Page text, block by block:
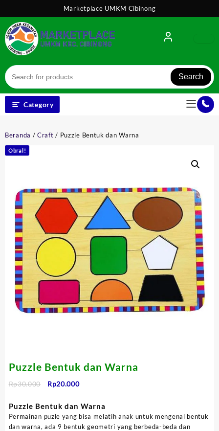
content
Marketplace UMKM Cibinong
Search
Category
Beranda /Craft / Puzzle Bentuk dan Warna
Obral!
Puzzle Bentuk dan Warna
Rp30.000
Harga
adalah:
Rp30.000.
Rp20.000Harga
ini
adalah:
Rp20.000.
Puzzle Bentuk dan Warna
Permainan puzle yang bisa melatih anak untuk mengenal bentuk
dan warna, ada 9 bentuk geometri yang berbeda-beda dan